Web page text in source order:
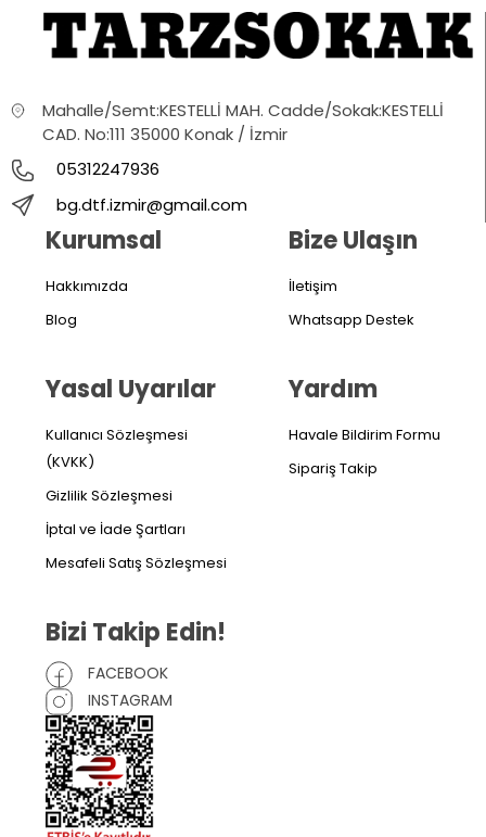
Mahalle/Semt:KESTELLİ MAH. Cadde/Sokak:KESTELLİ
CAD. No:111 35000 Konak / İzmir
05312247936
bg.dtf.izmir@gmail.com
Kurumsal
Hakkımızda
Blog
Yasal Uyarılar
Kullanıcı Sözleşmesi
(KVKK)
Gizlilik Sözleşmesi
İptal ve İade Şartları
Mesafeli Satış Sözleşmesi
Bize Ulaşın
İletişim
Whatsapp Destek
Yardım
Havale Bildirim Formu
Sipariş Takip
Bizi Takip Edin!
FACEBOOK
INSTAGRAM